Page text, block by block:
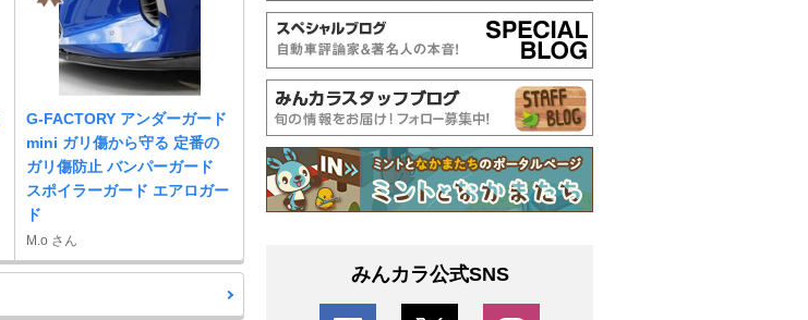
G-FACTORY アンダーガード
mini ガリ傷から守る 定番の
ガリ傷防止 バンパーガード
スポイラーガード エアロガー
ド
M.o さん
みんカラ公式SNS